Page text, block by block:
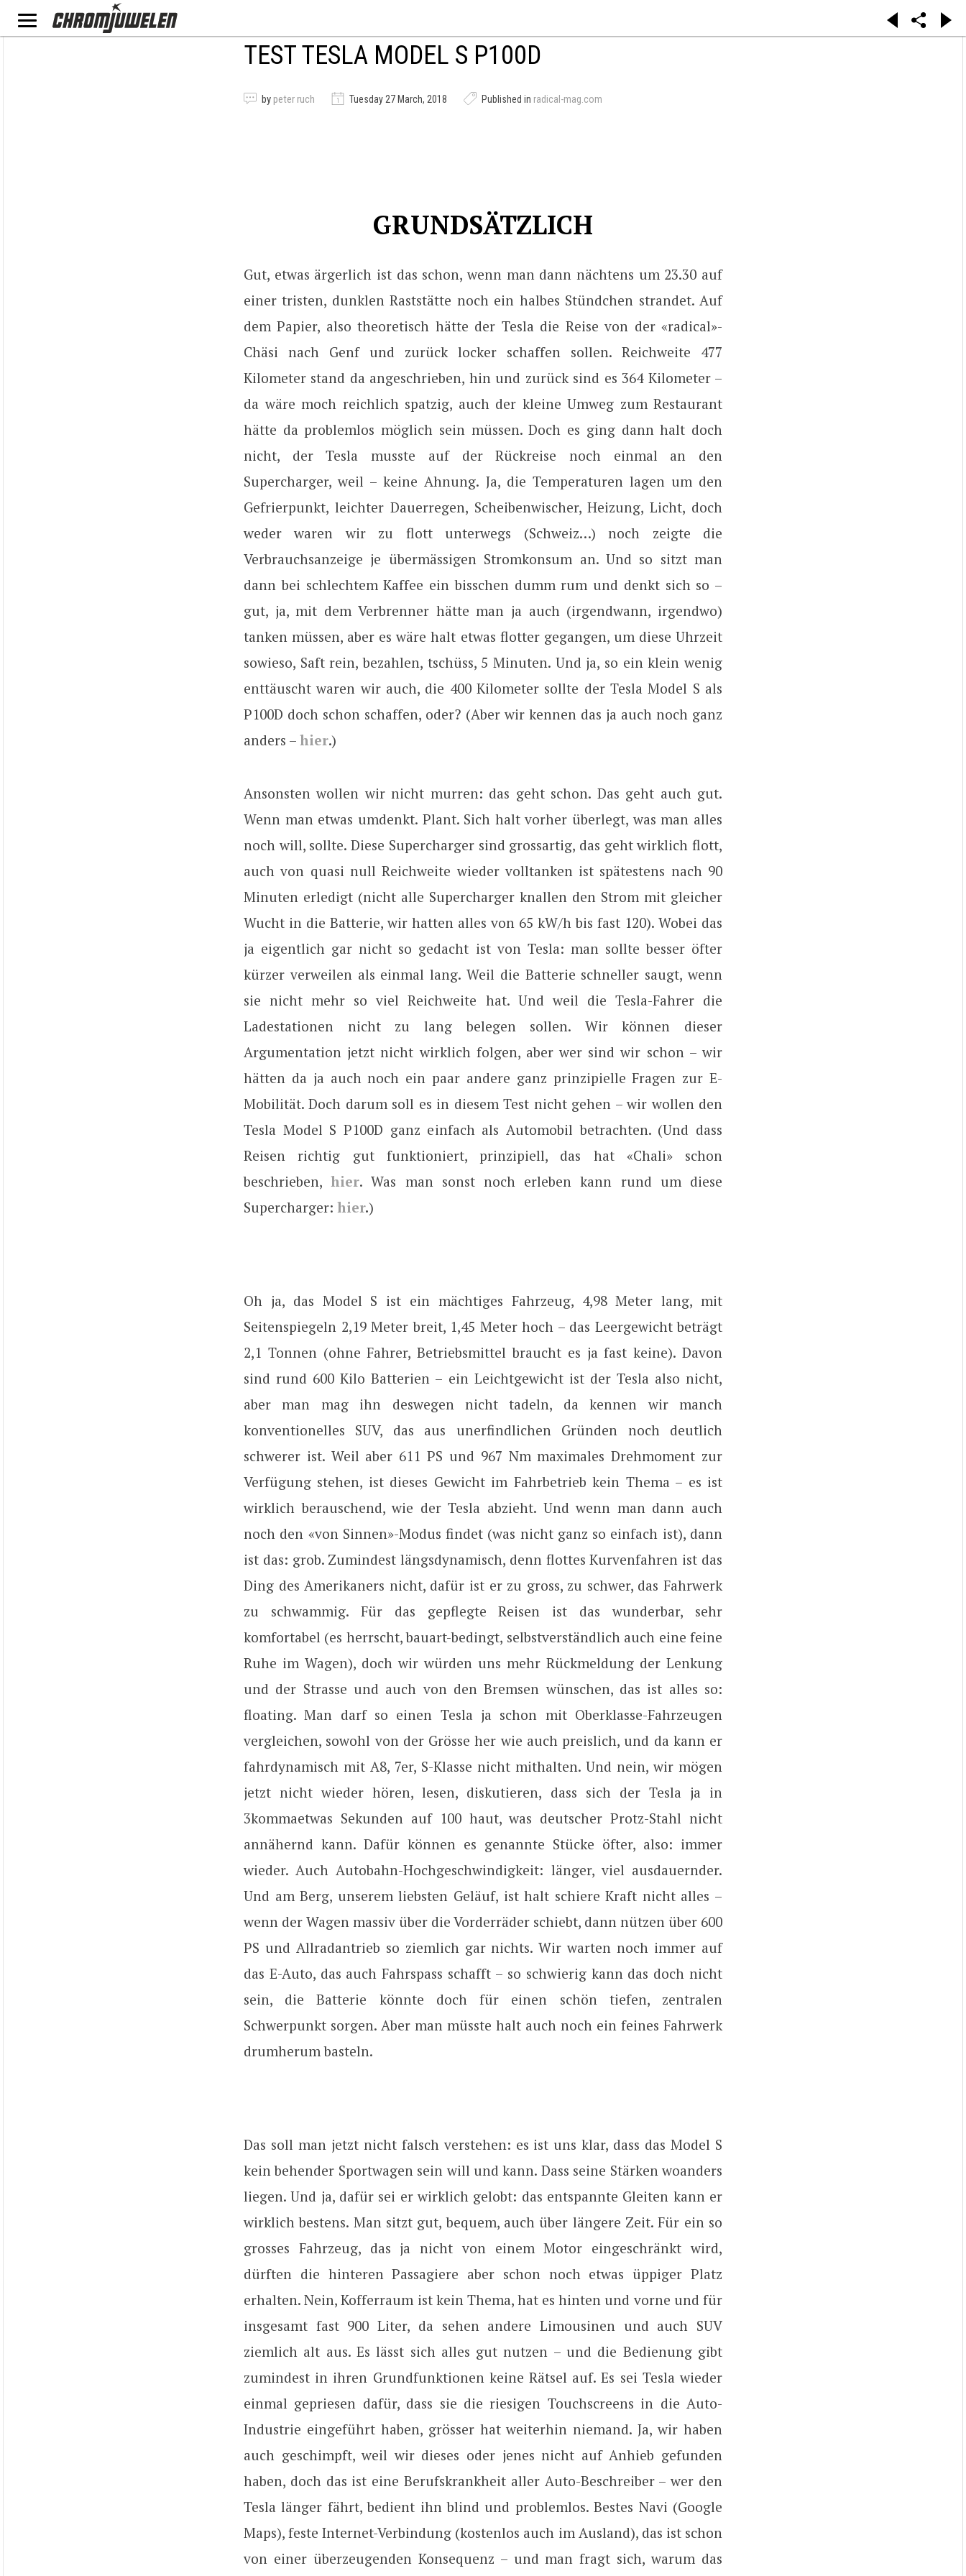
TEST TESLA MODEL S P100D
by peter ruch Tuesday 27 March, 2018 Published in radical-mag.com
GRUNDSÄTZLICH
Gut, etwas ärgerlich ist das schon, wenn man dann nächtens um 23.30 auf
einer tristen, dunklen Raststätte noch ein halbes Stündchen strandet. Auf
dem Papier, also theoretisch hätte der Tesla die Reise von der «radical»-
Chäsi nach Genf und zurück locker schaffen sollen. Reichweite 477
Kilometer stand da angeschrieben, hin und zurück sind es 364 Kilometer –
da wäre moch reichlich spatzig, auch der kleine Umweg zum Restaurant
hätte da problemlos möglich sein müssen. Doch es ging dann halt doch
nicht, der Tesla musste auf der Rückreise noch einmal an den
Supercharger, weil – keine Ahnung. Ja, die Temperaturen lagen um den
Gefrierpunkt, leichter Dauerregen, Scheibenwischer, Heizung, Licht, doch
weder waren wir zu flott unterwegs (Schweiz…) noch zeigte die
Verbrauchsanzeige je übermässigen Stromkonsum an. Und so sitzt man
dann bei schlechtem Kaffee ein bisschen dumm rum und denkt sich so –
gut, ja, mit dem Verbrenner hätte man ja auch (irgendwann, irgendwo)
tanken müssen, aber es wäre halt etwas flotter gegangen, um diese Uhrzeit
sowieso, Saft rein, bezahlen, tschüss, 5 Minuten. Und ja, so ein klein wenig
enttäuscht waren wir auch, die 400 Kilometer sollte der Tesla Model S als
P100D doch schon schaffen, oder? (Aber wir kennen das ja auch noch ganz
anders – hier.)
Ansonsten wollen wir nicht murren: das geht schon. Das geht auch gut.
Wenn man etwas umdenkt. Plant. Sich halt vorher überlegt, was man alles
noch will, sollte. Diese Supercharger sind grossartig, das geht wirklich flott,
auch von quasi null Reichweite wieder volltanken ist spätestens nach 90
Minuten erledigt (nicht alle Supercharger knallen den Strom mit gleicher
Wucht in die Batterie, wir hatten alles von 65 kW/h bis fast 120). Wobei das
ja eigentlich gar nicht so gedacht ist von Tesla: man sollte besser öfter
kürzer verweilen als einmal lang. Weil die Batterie schneller saugt, wenn
sie nicht mehr so viel Reichweite hat. Und weil die Tesla-Fahrer die
Ladestationen nicht zu lang belegen sollen. Wir können dieser
Argumentation jetzt nicht wirklich folgen, aber wer sind wir schon – wir
hätten da ja auch noch ein paar andere ganz prinzipielle Fragen zur E-
Mobilität. Doch darum soll es in diesem Test nicht gehen – wir wollen den
Tesla Model S P100D ganz einfach als Automobil betrachten. (Und dass
Reisen richtig gut funktioniert, prinzipiell, das hat «Chali» schon
beschrieben,hier. Was man sonst noch erleben kann rund um diese
Supercharger: hier.)
Oh ja, das Model S ist ein mächtiges Fahrzeug, 4,98 Meter lang, mit
Seitenspiegeln 2,19 Meter breit, 1,45 Meter hoch – das Leergewicht beträgt
2,1 Tonnen (ohne Fahrer, Betriebsmittel braucht es ja fast keine). Davon
sind rund 600 Kilo Batterien – ein Leichtgewicht ist der Tesla also nicht,
aber man mag ihn deswegen nicht tadeln, da kennen wir manch
konventionelles SUV, das aus unerfindlichen Gründen noch deutlich
schwerer ist. Weil aber 611 PS und 967 Nm maximales Drehmoment zur
Verfügung stehen, ist dieses Gewicht im Fahrbetrieb kein Thema – es ist
wirklich berauschend, wie der Tesla abzieht. Und wenn man dann auch
noch den «von Sinnen»-Modus findet (was nicht ganz so einfach ist), dann
ist das: grob. Zumindest längsdynamisch, denn flottes Kurvenfahren ist das
Ding des Amerikaners nicht, dafür ist er zu gross, zu schwer, das Fahrwerk
zu schwammig. Für das gepflegte Reisen ist das wunderbar, sehr
komfortabel (es herrscht, bauart-bedingt, selbstverständlich auch eine feine
Ruhe im Wagen), doch wir würden uns mehr Rückmeldung der Lenkung
und der Strasse und auch von den Bremsen wünschen, das ist alles so:
floating. Man darf so einen Tesla ja schon mit Oberklasse-Fahrzeugen
vergleichen, sowohl von der Grösse her wie auch preislich, und da kann er
fahrdynamisch mit A8, 7er, S-Klasse nicht mithalten. Und nein, wir mögen
jetzt nicht wieder hören, lesen, diskutieren, dass sich der Tesla ja in
3kommaetwas Sekunden auf 100 haut, was deutscher Protz-Stahl nicht
annähernd kann. Dafür können es genannte Stücke öfter, also: immer
wieder. Auch Autobahn-Hochgeschwindigkeit: länger, viel ausdauernder.
Und am Berg, unserem liebsten Geläuf, ist halt schiere Kraft nicht alles –
wenn der Wagen massiv über die Vorderräder schiebt, dann nützen über 600
PS und Allradantrieb so ziemlich gar nichts. Wir warten noch immer auf
das E-Auto, das auch Fahrspass schafft – so schwierig kann das doch nicht
sein, die Batterie könnte doch für einen schön tiefen, zentralen
Schwerpunkt sorgen. Aber man müsste halt auch noch ein feines Fahrwerk
drumherum basteln.
Das soll man jetzt nicht falsch verstehen: es ist uns klar, dass das Model S
kein behender Sportwagen sein will und kann. Dass seine Stärken woanders
liegen. Und ja, dafür sei er wirklich gelobt: das entspannte Gleiten kann er
wirklich bestens. Man sitzt gut, bequem, auch über längere Zeit. Für ein so
grosses Fahrzeug, das ja nicht von einem Motor eingeschränkt wird,
dürften die hinteren Passagiere aber schon noch etwas üppiger Platz
erhalten. Nein, Kofferraum ist kein Thema, hat es hinten und vorne und für
insgesamt fast 900 Liter, da sehen andere Limousinen und auch SUV
ziemlich alt aus. Es lässt sich alles gut nutzen – und die Bedienung gibt
zumindest in ihren Grundfunktionen keine Rätsel auf. Es sei Tesla wieder
einmal gepriesen dafür, dass sie die riesigen Touchscreens in die Auto-
Industrie eingeführt haben, grösser hat weiterhin niemand. Ja, wir haben
auch geschimpft, weil wir dieses oder jenes nicht auf Anhieb gefunden
haben, doch das ist eine Berufskrankheit aller Auto-Beschreiber – wer den
Tesla länger fährt, bedient ihn blind und problemlos. Bestes Navi (Google
Maps), feste Internet-Verbindung (kostenlos auch im Ausland), das ist schon
von einer überzeugenden Konsequenz – und man fragt sich, warum das